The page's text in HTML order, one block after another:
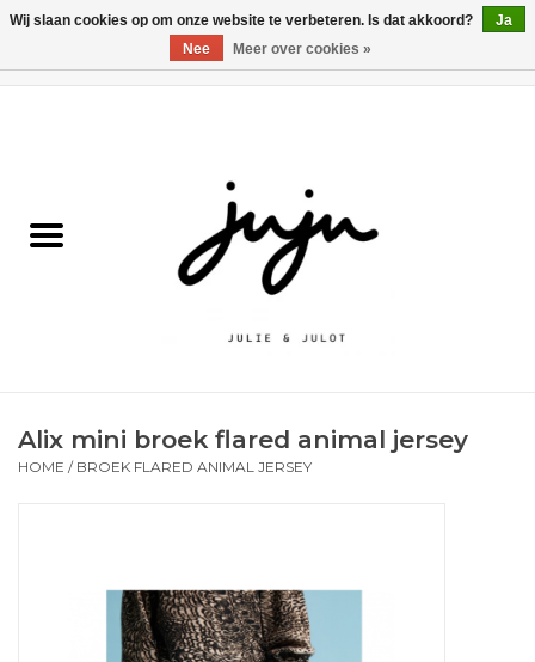
Kledij jongens
Schoenen
Alix mini broek flared animal jersey
HOME / BROEK FLARED ANIMAL JERSEY
Wij slaan cookies op om onze website te verbeteren. Is dat akkoord?
Ja
Nee
Meer over cookies »